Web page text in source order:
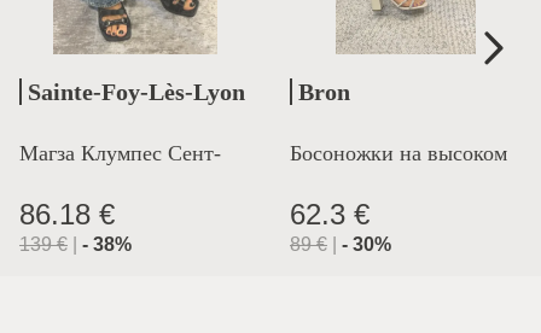
Sainte-Foy-Lès-Lyon
Магза Клумпес Сент-
Лион
86.18 €
139€ - 38%
Bron
Босоножки на высоком
каблуке
62.3 €
89€ - 30%